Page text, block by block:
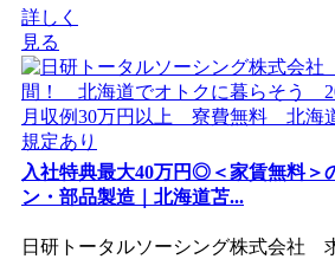
詳しく
見る
入社特典最大40万円◎＜家賃無料＞
ン・部品製造｜北海道苫...
日研トータルソーシング株式会社